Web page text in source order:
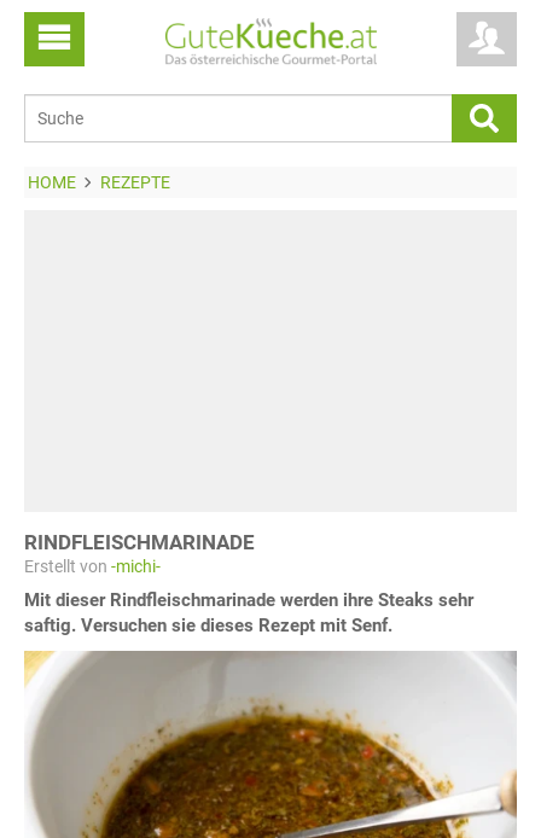
HOME REZEPTE
RINDFLEISCHMARINADE
Erstellt von -michi-
Mit dieser Rindfleischmarinade werden ihre Steaks sehr
saftig. Versuchen sie dieses Rezept mit Senf.